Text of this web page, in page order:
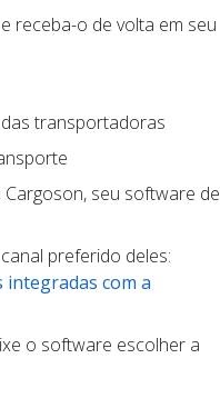
receba-o de volta em seu
transportadoras
seu software de
preferido deles:
com a
o software escolher a